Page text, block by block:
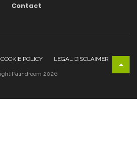
Contact
COOKIE POLICY LEGAL DISCLAIMER
Palindroom 2026